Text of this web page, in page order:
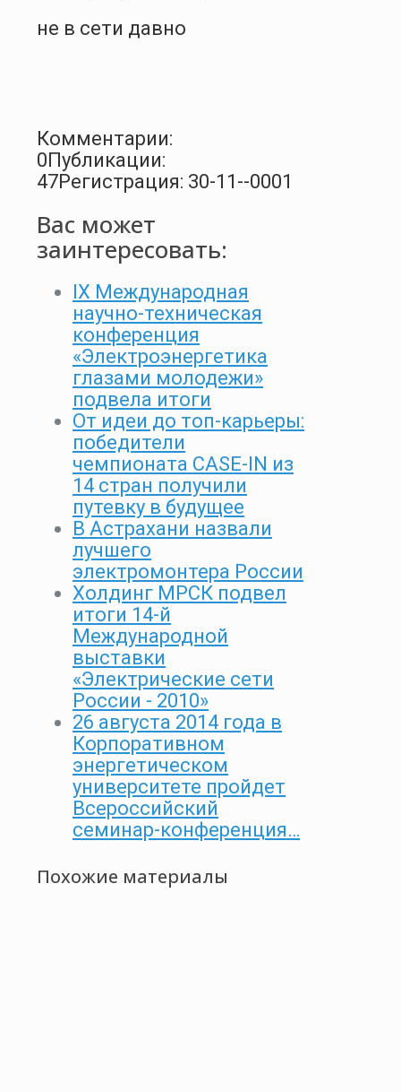
не в сети давно
Комментарии:
0Публикации:
47Регистрация: 30-11--0001
Вас может
заинтересовать:
IX Международная
научно-техническая
конференция
«Электроэнергетика
глазами молодежи»
подвела итоги
От идеи до топ-карьеры:
победители
чемпионата CASE-IN из
14 стран получили
путевку в будущее
В Астрахани назвали
лучшего
электромонтера России
Холдинг МРСК подвел
итоги 14-й
Международной
выставки
«Электрические сети
России - 2010»
26 августа 2014 года в
Корпоративном
энергетическом
университете пройдет
Всероссийский
семинар-конференция…
Похожие материалы